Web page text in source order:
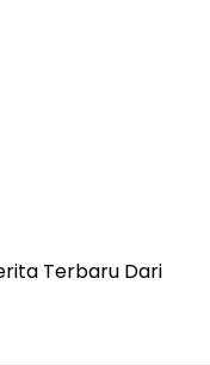
Terbaru Dari